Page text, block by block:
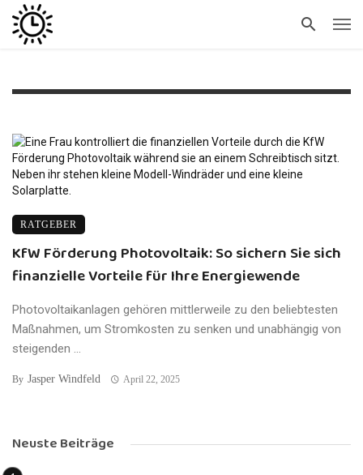
RATGEBER
KfW Förderung Photovoltaik: So sichern Sie sich
finanzielle Vorteile für Ihre Energiewende
Photovoltaikanlagen gehören mittlerweile zu den beliebtesten
Maßnahmen, um Stromkosten zu senken und unabhängig von
steigenden ...
By Jasper Windfeld April 22, 2025
Neuste Beiträge